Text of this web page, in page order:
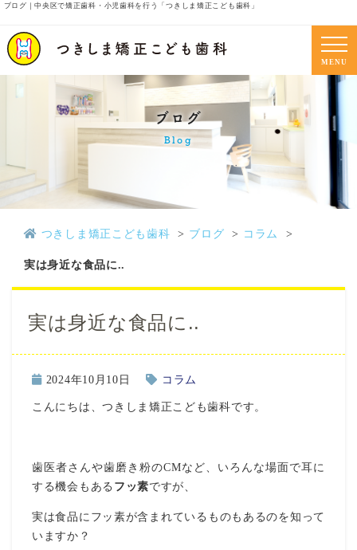
ブログ｜中央区で矯正歯科・小児歯科を行う「つきしま矯正こども歯科」
MENU
ブログ
Blog
つきしま矯正こども歯科 ブログ コラム
実は身近な食品に..
実は身近な食品に..
2024年10月10日 コラム
こんにちは、つきしま矯正こども歯科です。
歯医者さんや歯磨き粉のCMなど、いろんな場面で耳に
する機会もある フッ素ですが、
実は食品にフッ素が含まれているものもあるのを知って
いますか？